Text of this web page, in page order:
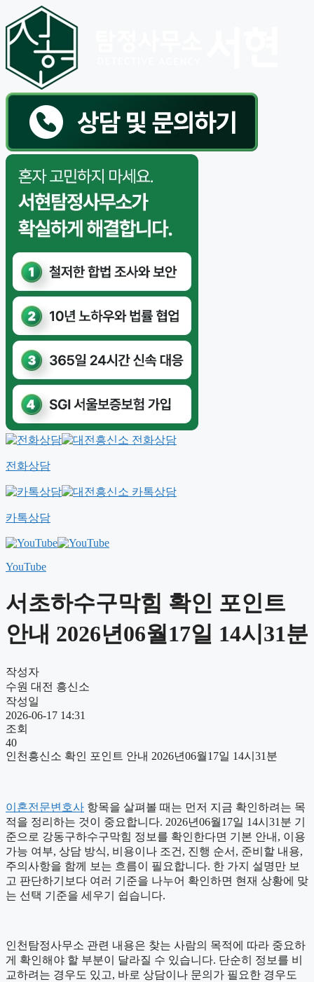
전화상담
카톡상담
YouTube
서초하수구막힘 확인 포인트
안내 2026년06월17일 14시31분
작성자
수원 대전 흥신소
작성일
2026-06-17 14:31
조회
40
인천흥신소 확인 포인트 안내 2026년06월17일 14시31분
이혼전문변호사 항목을 살펴볼 때는 먼저 지금 확인하려는 목
적을 정리하는 것이 중요합니다. 2026년06월17일 14시31분 기
준으로 강동구하수구막힘 정보를 확인한다면 기본 안내, 이용
가능 여부, 상담 방식, 비용이나 조건, 진행 순서, 준비할 내용,
주의사항을 함께 보는 흐름이 필요합니다. 한 가지 설명만 보
고 판단하기보다 여러 기준을 나누어 확인하면 현재 상황에 맞
는 선택 기준을 세우기 쉽습니다.
인천탐정사무소 관련 내용은 찾는 사람의 목적에 따라 중요하
게 확인해야 할 부분이 달라질 수 있습니다. 단순히 정보를 비
교하려는 경우도 있고, 바로 상담이나 문의가 필요한 경우도